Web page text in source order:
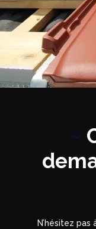
~
N’hésitez